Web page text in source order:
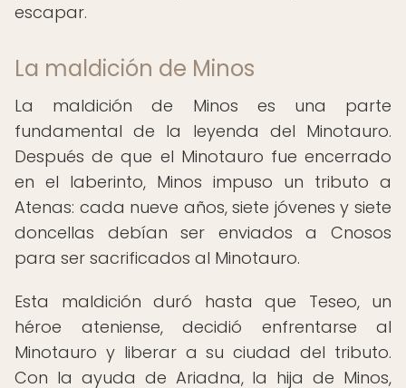
escapar.
La maldición de Minos
La maldición de Minos es una parte
fundamental de la leyenda del Minotauro.
Después de que el Minotauro fue encerrado
en el laberinto, Minos impuso un tributo a
Atenas: cada nueve años, siete jóvenes y siete
doncellas debían ser enviados a Cnosos
para ser sacrificados al Minotauro.
Esta maldición duró hasta que Teseo, un
héroe ateniense, decidió enfrentarse al
Minotauro y liberar a su ciudad del tributo.
Con la ayuda de Ariadna, la hija de Minos,